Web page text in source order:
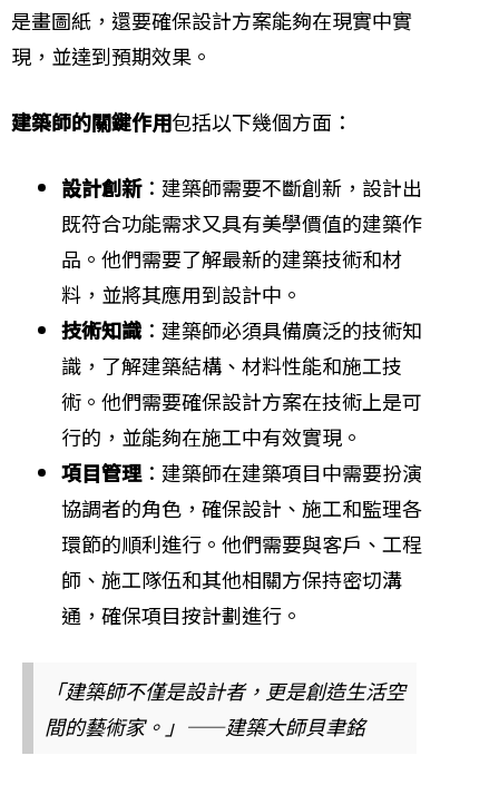
是畫圖紙，還要確保設計方案能夠在現實中實
現，並達到預期效果。
建築師的關鍵作用包括以下幾個方面：
設計創新：建築師需要不斷創新，設計出
既符合功能需求又具有美學價值的建築作
品。他們需要了解最新的建築技術和材
料，並將其應用到設計中。
技術知識：建築師必須具備廣泛的技術知
識，了解建築結構、材料性能和施工技
術。他們需要確保設計方案在技術上是可
行的，並能夠在施工中有效實現。
項目管理：建築師在建築項目中需要扮演
協調者的角色，確保設計、施工和監理各
環節的順利進行。他們需要與客戶、工程
師、施工隊伍和其他相關方保持密切溝
通，確保項目按計劃進行。
「建築師不僅是設計者，更是創造生活空
間的藝術家。」——建築大師貝聿銘